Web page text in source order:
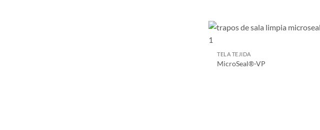
TELA TEJIDA
MicroSeal®-VP